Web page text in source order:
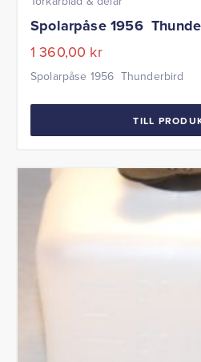
Spolarpåse 1956
1 360,00 kr
Spolarpåse 1956 Thunderbird
TILL